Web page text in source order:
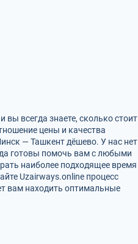
всегда знаете, сколько стоит
цены и качества
— Ташкент дёшево. У нас нет
готовы помочь вам с любыми
наиболее подходящее время
Uzairways.online процесс
вам находить оптимальные